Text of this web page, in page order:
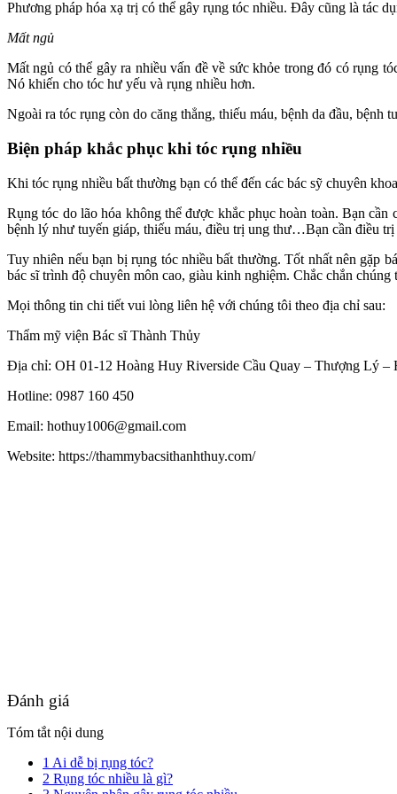
Phương pháp hóa xạ trị có thể gây rụng tóc nhiều. Đây cũng là tác
Mất ngủ
Mất ngủ có thể gây ra nhiều vấn đề về sức khỏe trong đó có rụng
Nó khiến cho tóc hư yếu và rụng nhiều hơn.
Ngoài ra tóc rụng còn do căng thẳng, thiếu máu, bệnh da đầu,
Biện pháp khắc phục khi tóc rụng nhiều
Khi tóc rụng nhiều bất thường bạn có thể đến các bác sỹ chuyên
Rụng tóc do lão hóa không thể được khắc phục hoàn toàn. Bạn
bệnh lý như tuyến giáp, thiếu máu, điều trị ung thư…Bạn cần điều
Tuy nhiên nếu bạn bị rụng tóc nhiều bất thường. Tốt nhất nên gặp
bác sĩ trình độ chuyên môn cao, giàu kinh nghiệm. Chắc chắn
Mọi thông tin chi tiết vui lòng liên hệ với chúng tôi theo địa chỉ sau:
Thẩm mỹ viện Bác sĩ Thành Thủy
Địa chỉ: OH 01-12 Hoàng Huy Riverside Cầu Quay – Thượng Lý –
Hotline: 0987 160 450
Email: hothuy1006@gmail.com
Website: https://thammybacsithanhthuy.com/
Đánh giá
Tóm tắt nội dung
1 Ai dễ bị rụng tóc?
2 Rụng tóc nhiều là gì?